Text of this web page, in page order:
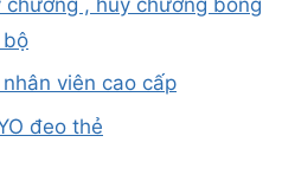
bộ
viên cao cấp
đeo thẻ